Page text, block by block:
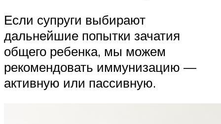
Если супруги выбирают
дальнейшие попытки зачатия
общего ребенка, мы можем
рекомендовать иммунизацию —
активную или пассивную.